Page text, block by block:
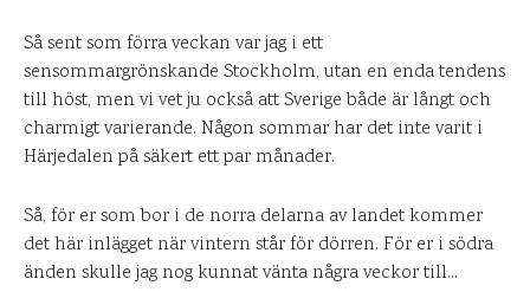
Så sent som förra veckan var jag i ett
sensommargrönskande Stockholm, utan en enda tendens
till höst, men vi vet ju också att Sverige både är långt och
charmigt varierande. Någon sommar har det inte varit i
Härjedalen på säkert ett par månader.
Så, för er som bor i de norra delarna av landet kommer
det här inlägget när vintern står för dörren. För er i södra
änden skulle jag nog kunnat vänta några veckor till…